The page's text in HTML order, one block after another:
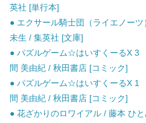
英社 [単行本]
● エクサール騎士団（ライエノー
未生 / 集英社 [文庫]
● パズルゲーム☆はいすくーるX 3
間 美由紀 / 秋田書店 [コミック]
● パズルゲーム☆はいすくーるX 1
間 美由紀 / 秋田書店 [コミック]
● 花ざかりのロワイアル / 藤本 ひ